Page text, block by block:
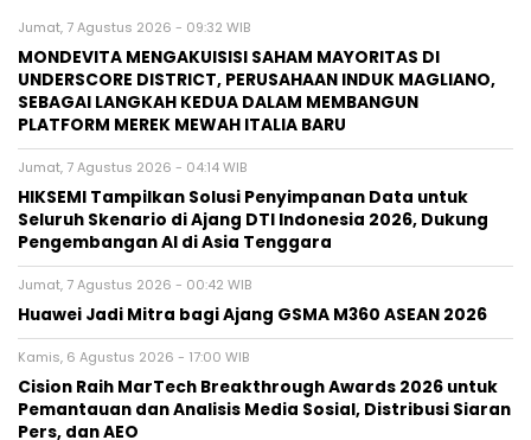
Jumat, 7 Agustus 2026 - 09:32 WIB
MONDEVITA MENGAKUISISI SAHAM MAYORITAS DI
UNDERSCORE DISTRICT, PERUSAHAAN INDUK MAGLIANO,
SEBAGAI LANGKAH KEDUA DALAM MEMBANGUN
PLATFORM MEREK MEWAH ITALIA BARU
Jumat, 7 Agustus 2026 - 04:14 WIB
HIKSEMI Tampilkan Solusi Penyimpanan Data untuk
Seluruh Skenario di Ajang DTI Indonesia 2026, Dukung
Pengembangan AI di Asia Tenggara
Jumat, 7 Agustus 2026 - 00:42 WIB
Huawei Jadi Mitra bagi Ajang GSMA M360 ASEAN 2026
Kamis, 6 Agustus 2026 - 17:00 WIB
Cision Raih MarTech Breakthrough Awards 2026 untuk
Pemantauan dan Analisis Media Sosial, Distribusi Siaran
Pers, dan AEO